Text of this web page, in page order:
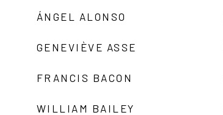
ÁNGEL ALONSO
GENEVIÈVE ASSE
FRANCIS BACON
WILLIAM BAILEY